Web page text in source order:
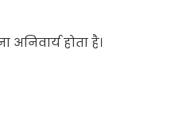
होता है।